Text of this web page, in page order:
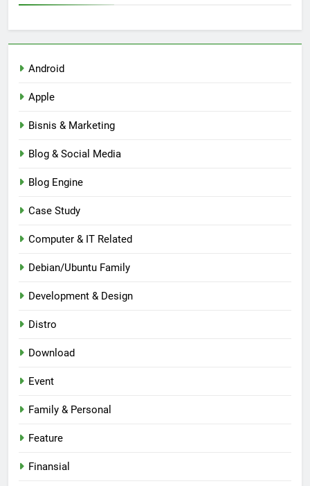
Android
Apple
Bisnis & Marketing
Blog & Social Media
Blog Engine
Case Study
Computer & IT Related
Debian/Ubuntu Family
Development & Design
Distro
Download
Event
Family & Personal
Feature
Finansial